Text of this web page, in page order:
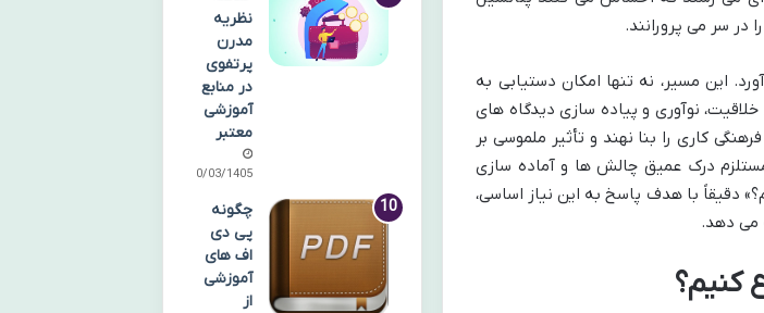
سر می پرورانند.
این مسیر، نه تنها امکان دستیابی به
نوآوری و پیاده سازی دیدگاه های
کاری را بنا نهند و تأثیر ملموسی بر
درک عمیق چالش ها و آماده سازی
دقیقاً با هدف پاسخ به این نیاز اساسی،
می دهد.
کنیم؟
نظریه
مدرن
پرتفوی
در منابع
آموزشی
معتبر
20/03/1405
چگونه
پی دی
اف های
آموزشی
از